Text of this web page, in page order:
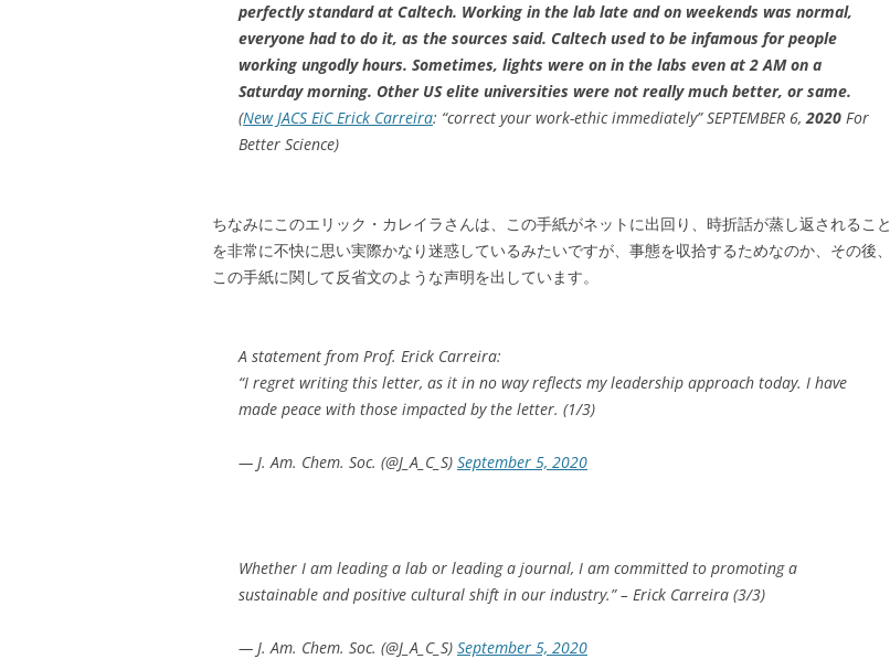
perfectly standard at Caltech. Working in the lab late and on weekends was normal,
everyone had to do it, as the sources said. Caltech used to be infamous for people
working ungodly hours. Sometimes, lights were on in the labs even at 2 AM on a
Saturday morning. Other US elite universities were not really much better, or same.
(New JACS EiC Erick Carreira: “correct your work-ethic immediately” SEPTEMBER 6,2020 For
Better Science)
ちなみにこのエリック・カレイラさんは、この手紙がネットに出回り、時折話が蒸し返されること
を非常に不快に思い実際かなり迷惑しているみたいですが、事態を収拾するためなのか、その後、
この手紙に関して反省文のような声明を出しています。
A statement from Prof. Erick Carreira:
“I regret writing this letter, as it in no way reflects my leadership approach today. I have
made peace with those impacted by the letter. (1/3)
— J. Am. Chem. Soc. (@J_A_C_S) September 5, 2020
Whether I am leading a lab or leading a journal, I am committed to promoting a
sustainable and positive cultural shift in our industry.” – Erick Carreira (3/3)
— J. Am. Chem. Soc. (@J_A_C_S) September 5, 2020